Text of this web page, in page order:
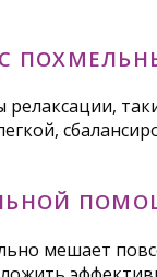
мешает